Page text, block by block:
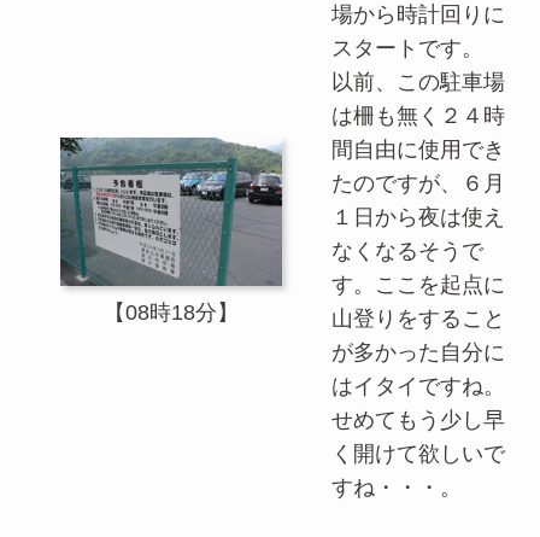
【08時18分】
場から時計回りに
スタートです。
以前、この駐車場
は柵も無く２４時
間自由に使用でき
たのですが、６月
１日から夜は使え
なくなるそうで
す。ここを起点に
山登りをすること
が多かった自分に
はイタイですね。
せめてもう少し早
く開けて欲しいで
すね・・・。